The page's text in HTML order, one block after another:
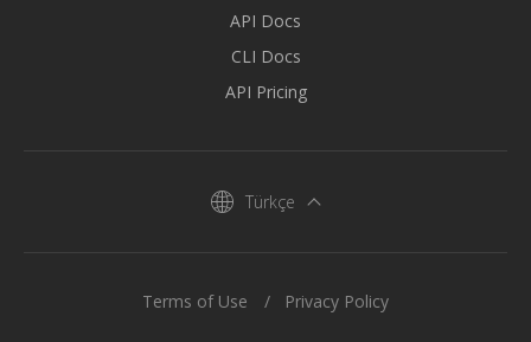
API Docs
CLI Docs
API Pricing
Türkçe
Terms of Use Privacy Policy